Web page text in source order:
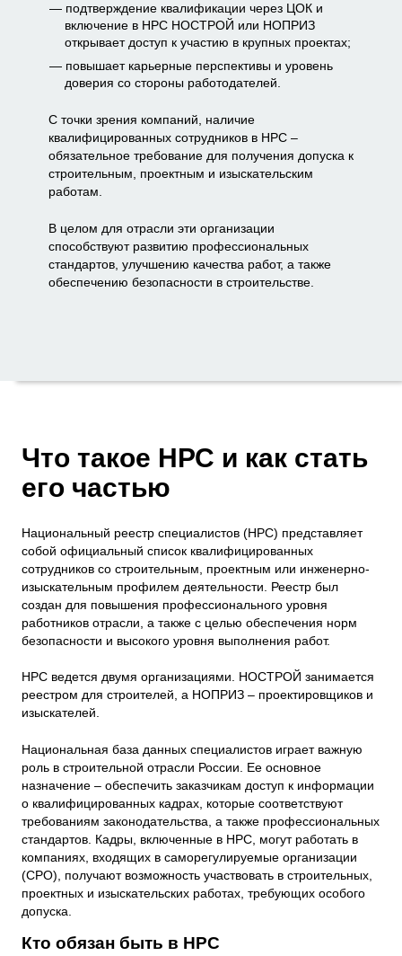
подтверждение квалификации через ЦОК и
включение в НРС НОСТРОЙ или НОПРИЗ
открывает доступ к участию в крупных проектах;
повышает карьерные перспективы и уровень
доверия со стороны работодателей.
С точки зрения компаний, наличие
квалифицированных сотрудников в НРС –
обязательное требование для получения допуска к
строительным, проектным и изыскательским
работам.
В целом для отрасли эти организации
способствуют развитию профессиональных
стандартов, улучшению качества работ, а также
обеспечению безопасности в строительстве.
Что такое НРС и как стать
его частью
Национальный реестр специалистов (НРС) представляет
собой официальный список квалифицированных
сотрудников со строительным, проектным или инженерно-
изыскательным профилем деятельности. Реестр был
создан для повышения профессионального уровня
работников отрасли, а также с целью обеспечения норм
безопасности и высокого уровня выполнения работ.
НРС ведется двумя организациями. НОСТРОЙ занимается
реестром для строителей, а НОПРИЗ – проектировщиков и
изыскателей.
Национальная база данных специалистов играет важную
роль в строительной отрасли России. Ее основное
назначение – обеспечить заказчикам доступ к информации
о квалифицированных кадрах, которые соответствуют
требованиям законодательства, а также профессиональных
стандартов. Кадры, включенные в НРС, могут работать в
компаниях, входящих в саморегулируемые организации
(СРО), получают возможность участвовать в строительных,
проектных и изыскательских работах, требующих особого
допуска.
Кто обязан быть в НРС